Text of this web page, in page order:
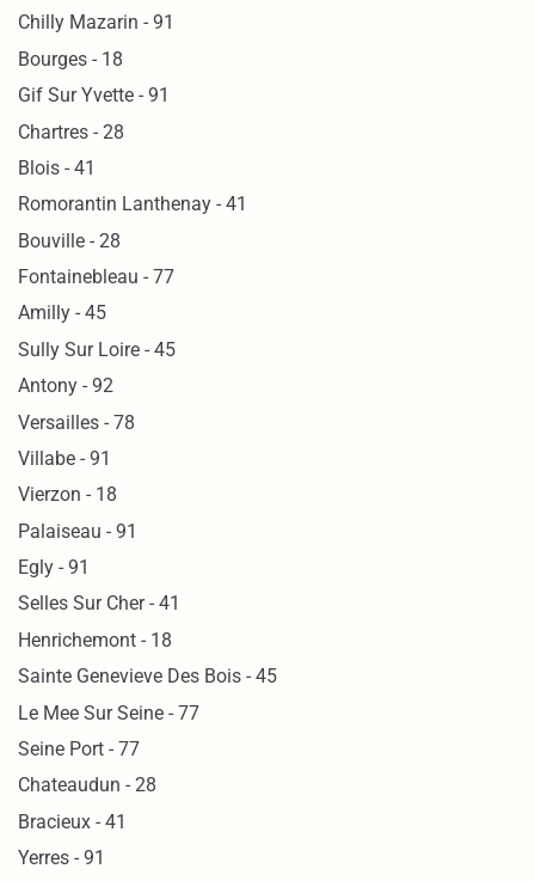
Chilly Mazarin - 91
Bourges - 18
Gif Sur Yvette - 91
Chartres - 28
Blois - 41
Romorantin Lanthenay - 41
Bouville - 28
Fontainebleau - 77
Amilly - 45
Sully Sur Loire - 45
Antony - 92
Versailles - 78
Villabe - 91
Vierzon - 18
Palaiseau - 91
Egly - 91
Selles Sur Cher - 41
Henrichemont - 18
Sainte Genevieve Des Bois - 45
Le Mee Sur Seine - 77
Seine Port - 77
Chateaudun - 28
Bracieux - 41
Yerres - 91